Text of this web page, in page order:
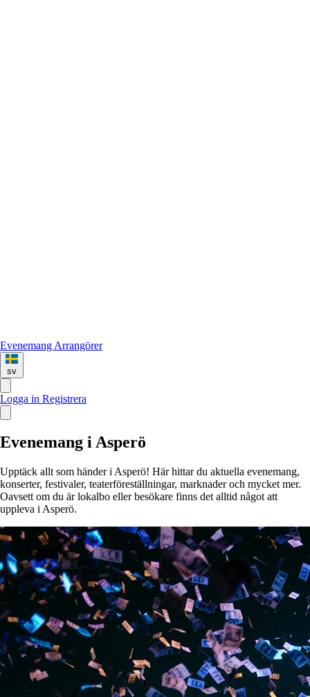
Evenemang Arrangörer
sv
Logga in Registrera
Evenemang i Asperö
Upptäck allt som händer i Asperö! Här hittar du aktuella evenemang,
konserter, festivaler, teaterföreställningar, marknader och mycket mer.
Oavsett om du är lokalbo eller besökare finns det alltid något att
uppleva i Asperö.